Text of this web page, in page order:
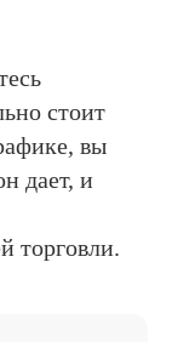
стоит
вы
дает, и
торговли.